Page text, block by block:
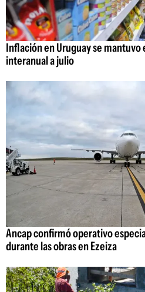
Inflación en Uruguay se mantuvo
interanual a julio
Ancap confirmó operativo
durante las obras en Ezeiza